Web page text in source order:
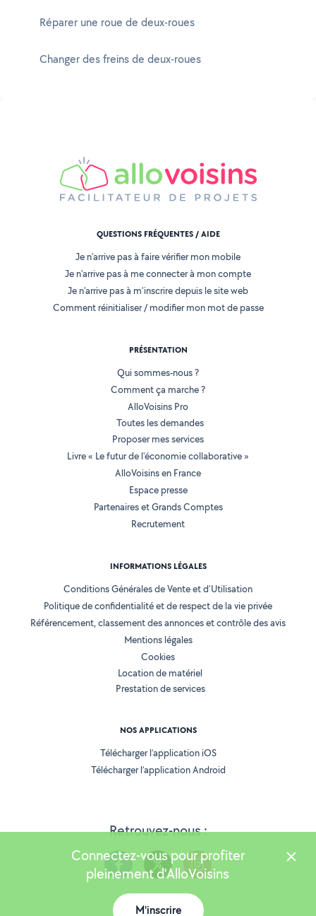
Réparer une roue de deux-roues
Changer des freins de deux-roues
Retrouvez-nous :
QUESTIONS FRÉQUENTES / AIDE
Je n'arrive pas à faire vérifier mon mobile
Je n'arrive pas à me connecter à mon compte
Je n'arrive pas à m'inscrire depuis le site web
Comment réinitialiser / modifier mon mot de passe
PRÉSENTATION
Qui sommes-nous ?
Comment ça marche ?
AlloVoisins Pro
Toutes les demandes
Proposer mes services
Livre « Le futur de l'économie collaborative »
AlloVoisins en France
Espace presse
Partenaires et Grands Comptes
Recrutement
INFORMATIONS LÉGALES
Conditions Générales de Vente et d'Utilisation
Politique de confidentialité et de respect de la vie privée
Référencement, classement des annonces et contrôle des avis
Mentions légales
Cookies
Location de matériel
Prestation de services
NOS APPLICATIONS
Télécharger l’application iOS
Télécharger l’application Android
Version 25.5.2
Connectez-vous pour profiter
pleinement d'AlloVoisins
M'inscrire